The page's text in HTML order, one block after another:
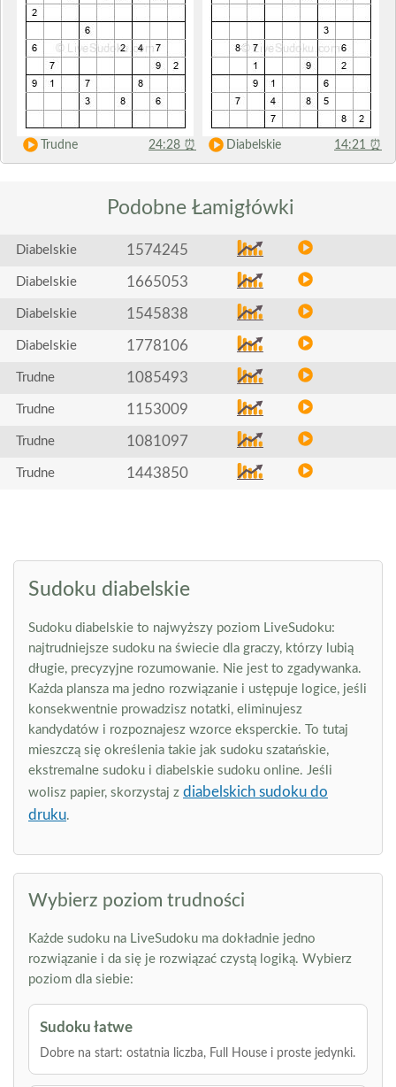
Trudne 24:28 ⏰ Diabelskie 14:21 ⏰
Podobne Łamigłówki
Diabelskie 1574245
Diabelskie 1665053
Diabelskie 1545838
Diabelskie 1778106
Trudne 1085493
Trudne 1153009
Trudne 1081097
Trudne 1443850
Sudoku diabelskie
Sudoku diabelskie to najwyższy poziom LiveSudoku:
najtrudniejsze sudoku na świecie dla graczy, którzy lubią
długie, precyzyjne rozumowanie. Nie jest to zgadywanka.
Każda plansza ma jedno rozwiązanie i ustępuje logice, jeśli
konsekwentnie prowadzisz notatki, eliminujesz
kandydatów i rozpoznajesz wzorce eksperckie. To tutaj
mieszczą się określenia takie jak sudoku szatańskie,
ekstremalne sudoku i diabelskie sudoku online. Jeśli
wolisz papier, skorzystaj z diabelskich sudoku do
druku.
Wybierz poziom trudności
Każde sudoku na LiveSudoku ma dokładnie jedno
rozwiązanie i da się je rozwiązać czystą logiką. Wybierz
poziom dla siebie:
Sudoku łatwe
Dobre na start: ostatnia liczba, Full House i proste jedynki.